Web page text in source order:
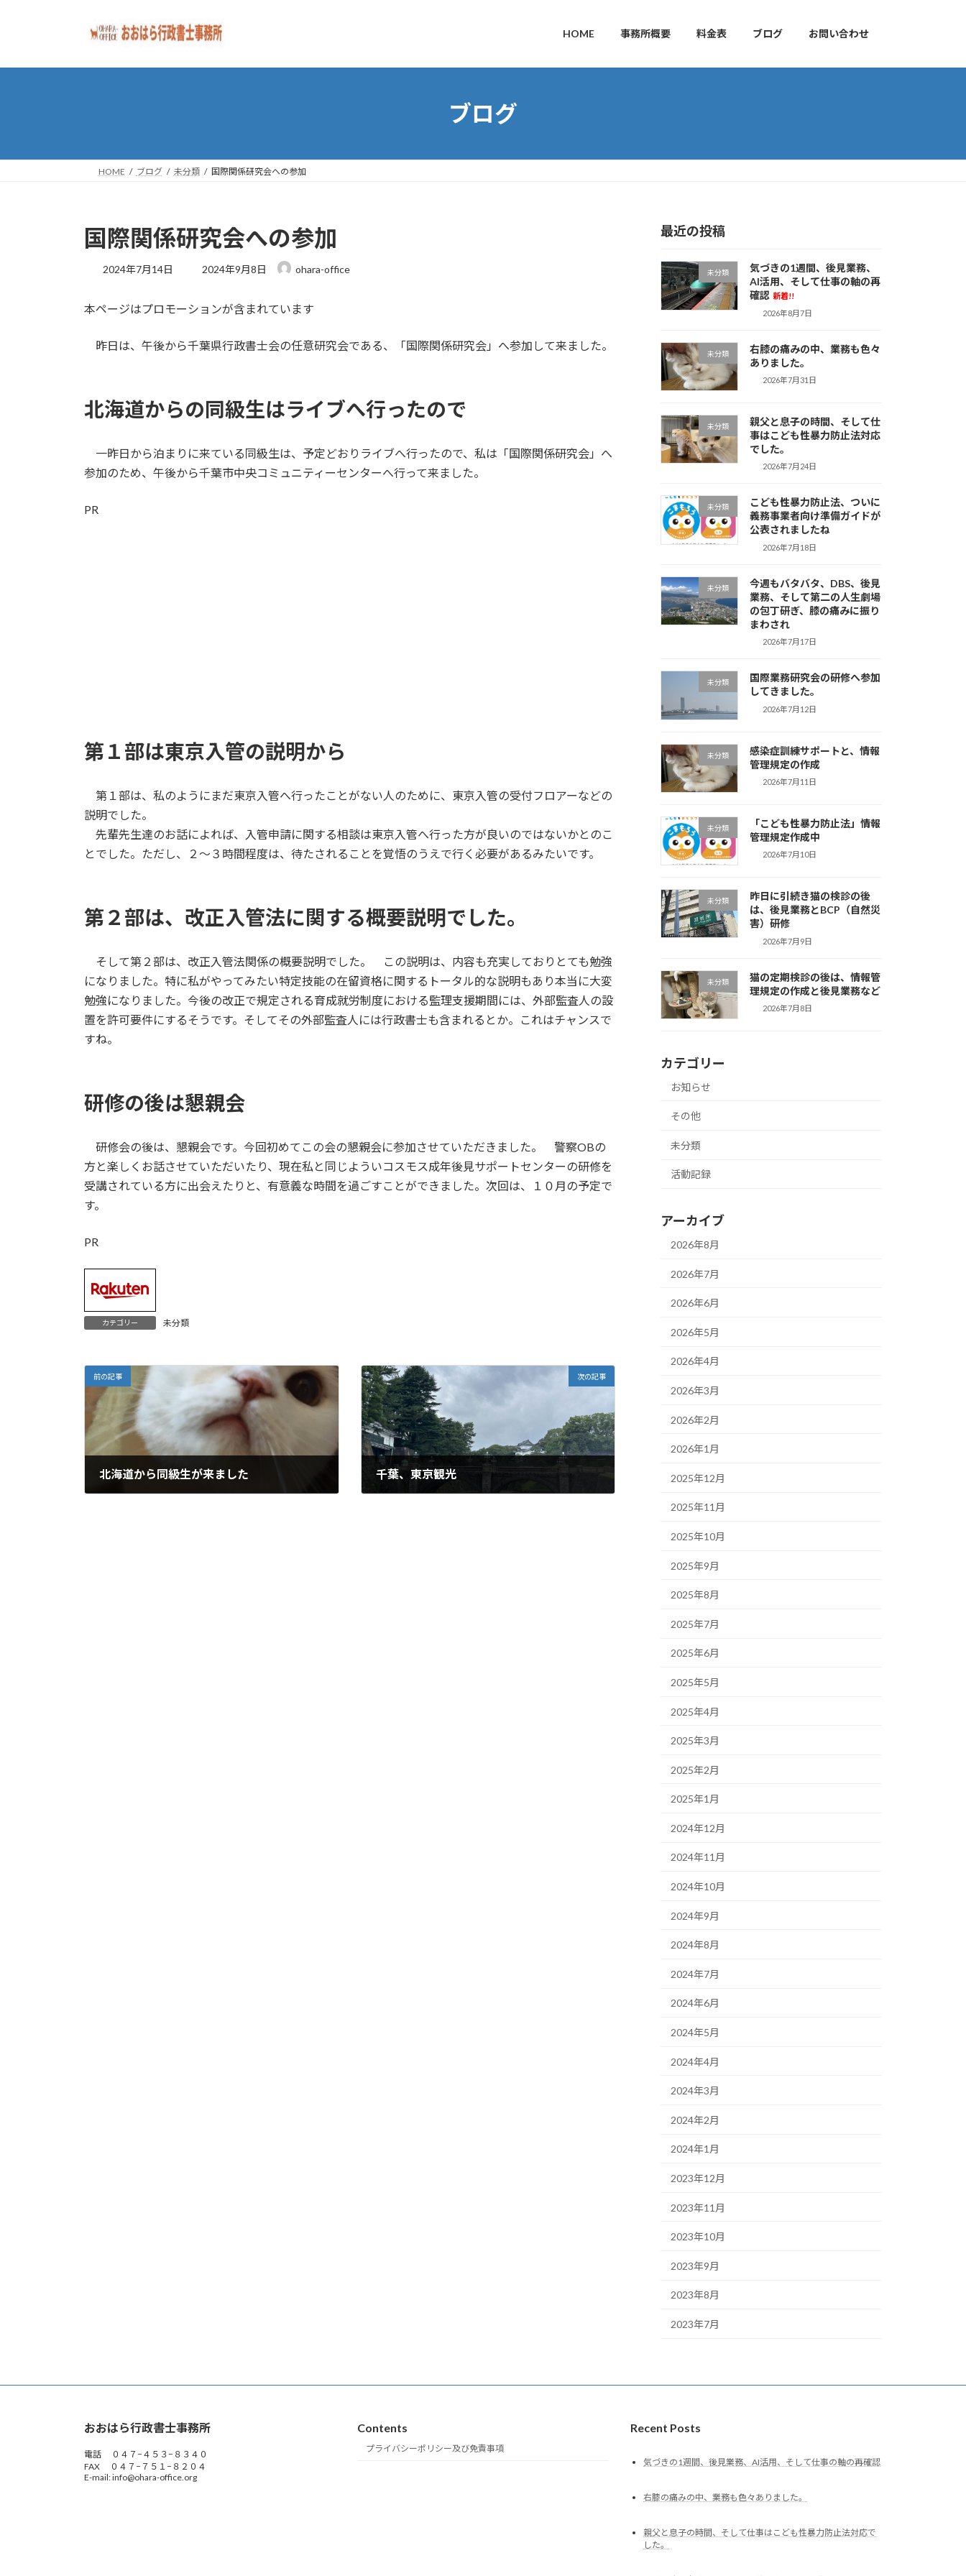
プ
動
HOME 事務所概要 料金表 ブログ お問い合わせ
ブログ
HOME ブログ 未分類 国際関係研究会への参加
国際関係研究会への参加
2024年7月14日
最
新
時
:
2024年9月8日 ohara-office
本ページはプロモーションが含まれています
昨日は、午後から千葉県行政書士会の任意研究会である、「国際関係研究会」へ参加して来ました。
北海道からの同級生はライブへ行ったので
一昨日から泊まりに来ている同級生は、予定どおりライブへ行ったので、私は「国際関係研究会」へ
参加のため、午後から千葉市中央コミュニティーセンターへ行って来ました。
PR
第１部は東京入管の説明から
第１部は、私のようにまだ東京入管へ行ったことがない人のために、東京入管の受付フロアーなどの
説明でした。
先輩先生達のお話によれば、入管申請に関する相談は東京入管へ行った方が良いのではないかとのこ
とでした。ただし、２〜３時間程度は、待たされることを覚悟のうえで行く必要があるみたいです。
第２部は、改正入管法に関する概要説明でした。
そして第２部は、改正入管法関係の概要説明でした。 この説明は、内容も充実しておりとても勉強
になりました。特に私がやってみたい特定技能の在留資格に関するトータル的な説明もあり本当に大変
勉強になりました。今後の改正で規定される育成就労制度における監理支援期間には、外部監査人の設
置を許可要件にするそうです。そしてその外部監査人には行政書士も含まれるとか。これはチャンスで
すね。
研修の後は懇親会
研修会の後は、懇親会です。今回初めてこの会の懇親会に参加させていただきました。 警察OBの
方と楽しくお話させていただいたり、現在私と同じよういコスモス成年後見サポートセンターの研修を
受講されている方に出会えたりと、有意義な時間を過ごすことができました。次回は、１０月の予定で
す。
PR
カテゴリー 未分類
前の記事
北海道から同級生が来ました
次の記事
千葉、東京観光
最近の投稿
未分類
気づきの1週間、後見業務、
AI活用、そして仕事の軸の再
確認 新着!!
2026年8月7日
未分類
右膝の痛みの中、業務も色々
ありました。
2026年7月31日
未分類
親父と息子の時間、そして仕
事はこども性暴力防止法対応
でした。
2026年7月24日
未分類
こども性暴力防止法、ついに
義務事業者向け準備ガイドが
公表されましたね
2026年7月18日
未分類
今週もバタバタ、DBS、後見
業務、そして第二の人生劇場
の包丁研ぎ、膝の痛みに振り
まわされ
2026年7月17日
未分類
国際業務研究会の研修へ参加
してきました。
2026年7月12日
未分類
感染症訓練サポートと、情報
管理規定の作成
2026年7月11日
未分類
「こども性暴力防止法」情報
管理規定作成中
2026年7月10日
未分類
昨日に引続き猫の検診の後
は、後見業務とBCP（自然災
害）研修
2026年7月9日
未分類
猫の定期検診の後は、情報管
理規定の作成と後見業務など
2026年7月8日
カテゴリー
お知らせ
その他
未分類
活動記録
アーカイブ
2026年8月
2026年7月
2026年6月
2026年5月
2026年4月
2026年3月
2026年2月
2026年1月
2025年12月
2025年11月
2025年10月
2025年9月
2025年8月
2025年7月
2025年6月
2025年5月
2025年4月
2025年3月
2025年2月
2025年1月
2024年12月
2024年11月
2024年10月
2024年9月
2024年8月
2024年7月
2024年6月
2024年5月
2024年4月
2024年3月
2024年2月
2024年1月
2023年12月
2023年11月
2023年10月
2023年9月
2023年8月
2023年7月
おおはら行政書士事務所
電話 ０４７−４５３−８３４０
FAX ０４７−７５１−８２０４
E-mail: info@ohara-office.org
Contents
プライバシーポリシー及び免責事項
Recent Posts
気づきの1週間、後見業務、AI活用、そして仕事の軸の再確認
右膝の痛みの中、業務も色々ありました。
親父と息子の時間、そして仕事はこども性暴力防止法対応で
した。